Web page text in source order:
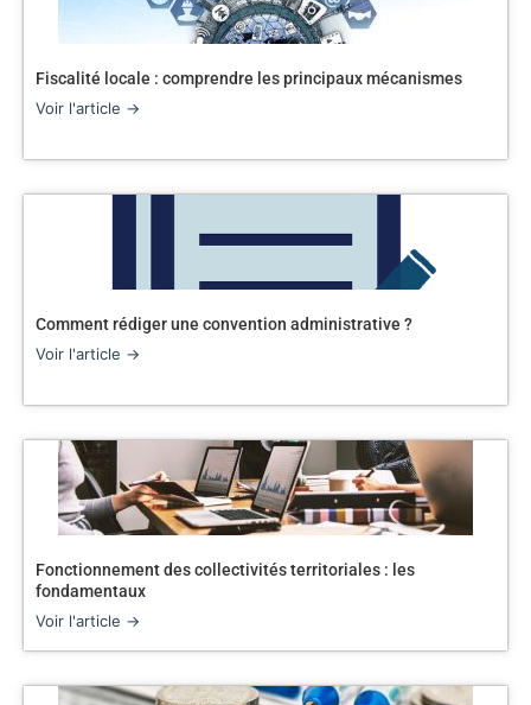
Fiscalité locale : comprendre les principaux mécanismes
Voir l'article →
Comment rédiger une convention administrative ?
Voir l'article →
Fonctionnement des collectivités territoriales : les
fondamentaux
Voir l'article →